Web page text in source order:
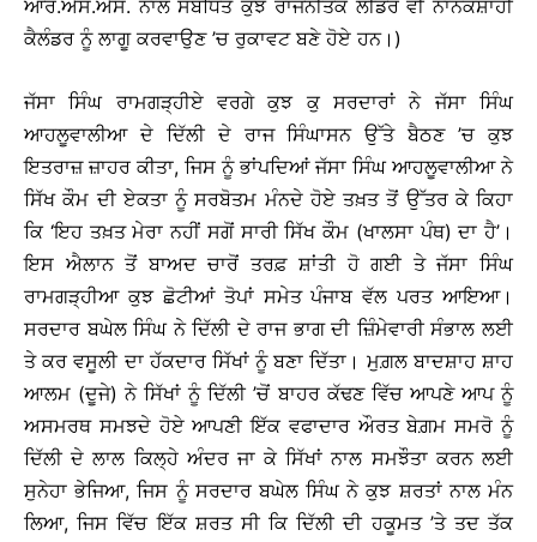
ਆਰ.ਐੱਸ.ਐੱਸ. ਨਾਲ ਸੰਬੰਧਿਤ ਕੁਝ ਰਾਜਨੀਤਕ ਲੀਡਰ ਵੀ ਨਾਨਕਸ਼ਾਹੀ
ਕੈਲੰਡਰ ਨੂੰ ਲਾਗੂ ਕਰਵਾਉਣ ’ਚ ਰੁਕਾਵਟ ਬਣੇ ਹੋਏ ਹਨ।)
ਜੱਸਾ ਸਿੰਘ ਰਾਮਗੜ੍ਹੀਏ ਵਰਗੇ ਕੁਝ ਕੁ ਸਰਦਾਰਾਂ ਨੇ ਜੱਸਾ ਸਿੰਘ
ਆਹਲੂਵਾਲੀਆ ਦੇ ਦਿੱਲੀ ਦੇ ਰਾਜ ਸਿੰਘਾਸਨ ਉੱਤੇ ਬੈਠਣ ’ਚ ਕੁਝ
ਇਤਰਾਜ਼ ਜ਼ਾਹਰ ਕੀਤਾ, ਜਿਸ ਨੂੰ ਭਾਂਪਦਿਆਂ ਜੱਸਾ ਸਿੰਘ ਆਹਲੂਵਾਲੀਆ ਨੇ
ਸਿੱਖ ਕੌਮ ਦੀ ਏਕਤਾ ਨੂੰ ਸਰਬੋਤਮ ਮੰਨਦੇ ਹੋਏ ਤਖ਼ਤ ਤੋਂ ਉੱਤਰ ਕੇ ਕਿਹਾ
ਕਿ ‘ਇਹ ਤਖ਼ਤ ਮੇਰਾ ਨਹੀਂ ਸਗੋਂ ਸਾਰੀ ਸਿੱਖ ਕੌਮ (ਖਾਲਸਾ ਪੰਥ) ਦਾ ਹੈ’।
ਇਸ ਐਲਾਨ ਤੋਂ ਬਾਅਦ ਚਾਰੋਂ ਤਰਫ਼ ਸ਼ਾਂਤੀ ਹੋ ਗਈ ਤੇ ਜੱਸਾ ਸਿੰਘ
ਰਾਮਗੜ੍ਹੀਆ ਕੁਝ ਛੋਟੀਆਂ ਤੋਪਾਂ ਸਮੇਤ ਪੰਜਾਬ ਵੱਲ ਪਰਤ ਆਇਆ।
ਸਰਦਾਰ ਬਘੇਲ ਸਿੰਘ ਨੇ ਦਿੱਲੀ ਦੇ ਰਾਜ ਭਾਗ ਦੀ ਜ਼ਿੰਮੇਵਾਰੀ ਸੰਭਾਲ ਲਈ
ਤੇ ਕਰ ਵਸੂਲੀ ਦਾ ਹੱਕਦਾਰ ਸਿੱਖਾਂ ਨੂੰ ਬਣਾ ਦਿੱਤਾ। ਮੁਗ਼ਲ ਬਾਦਸ਼ਾਹ ਸ਼ਾਹ
ਆਲਮ (ਦੂਜੇ) ਨੇ ਸਿੱਖਾਂ ਨੂੰ ਦਿੱਲੀ ’ਚੋਂ ਬਾਹਰ ਕੱਢਣ ਵਿੱਚ ਆਪਣੇ ਆਪ ਨੂੰ
ਅਸਮਰਥ ਸਮਝਦੇ ਹੋਏ ਆਪਣੀ ਇੱਕ ਵਫਾਦਾਰ ਔਰਤ ਬੇਗ਼ਮ ਸਮਰੋ ਨੂੰ
ਦਿੱਲੀ ਦੇ ਲਾਲ ਕਿਲ੍ਹੇ ਅੰਦਰ ਜਾ ਕੇ ਸਿੱਖਾਂ ਨਾਲ ਸਮਝੌਤਾ ਕਰਨ ਲਈ
ਸੁਨੇਹਾ ਭੇਜਿਆ, ਜਿਸ ਨੂੰ ਸਰਦਾਰ ਬਘੇਲ ਸਿੰਘ ਨੇ ਕੁਝ ਸ਼ਰਤਾਂ ਨਾਲ ਮੰਨ
ਲਿਆ, ਜਿਸ ਵਿੱਚ ਇੱਕ ਸ਼ਰਤ ਸੀ ਕਿ ਦਿੱਲੀ ਦੀ ਹਕੂਮਤ ’ਤੇ ਤਦ ਤੱਕ